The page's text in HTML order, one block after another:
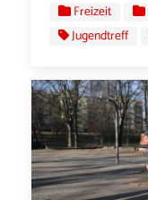
Freizeit
Jugendtreff